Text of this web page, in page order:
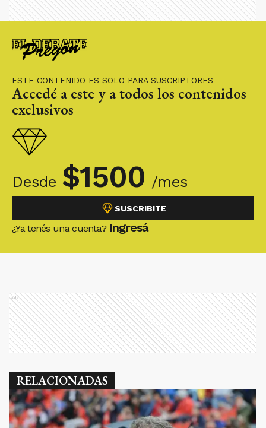
ESTE CONTENIDO ES SOLO PARA SUSCRIPTORES
Accedé a este y a todos los contenidos
exclusivos
Desde $1500 /mes
SUSCRIBITE
¿Ya tenés una cuenta? Ingresá
Ads
RELACIONADAS